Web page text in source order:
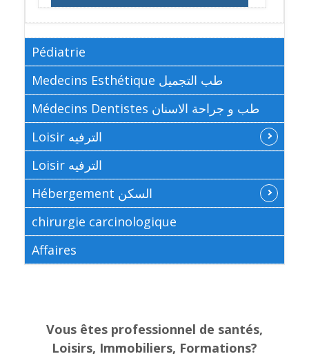
Pédiatrie
Medecins Esthétique طب التجميل
Médecins Dentistes طب و جراحة الاسنان
Loisir الترفيه
Loisir الترفيه
Hébergement السكن
chirurgie carcinologique
Affaires
Vous êtes professionnel de santés,
Loisirs, Immobiliers, Formations?